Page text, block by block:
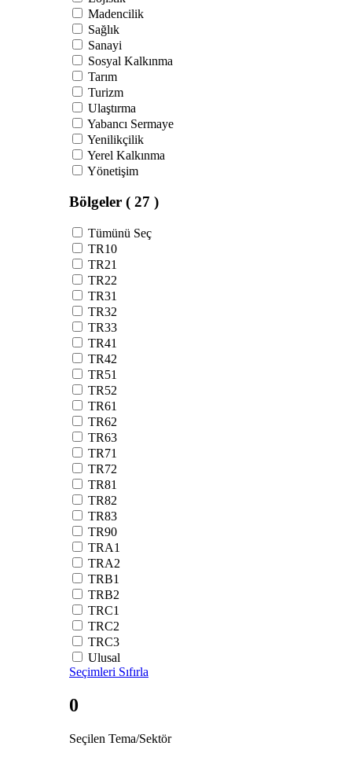
Madencilik
Sağlık
Sanayi
Sosyal Kalkınma
Tarım
Turizm
Ulaştırma
Yabancı Sermaye
Yenilikçilik
Yerel Kalkınma
Yönetişim
Bölgeler ( 27 )
Tümünü Seç
TR10
TR21
TR22
TR31
TR32
TR33
TR41
TR42
TR51
TR52
TR61
TR62
TR63
TR71
TR72
TR81
TR82
TR83
TR90
TRA1
TRA2
TRB1
TRB2
TRC1
TRC2
TRC3
Ulusal
Seçimleri Sıfırla
0
Seçilen Tema/Sektör